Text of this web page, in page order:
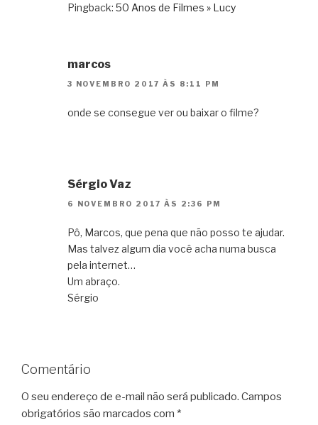
Pingback: 50 Anos de Filmes » Lucy
marcos
3 NOVEMBRO 2017 ÀS 8:11 PM
onde se consegue ver ou baixar o filme?
Sérgio Vaz
6 NOVEMBRO 2017 ÀS 2:36 PM
Pô, Marcos, que pena que não posso te ajudar.
Mas talvez algum dia você acha numa busca
pela internet…
Um abraço.
Sérgio
Comentário
O seu endereço de e-mail não será publicado. Campos
obrigatórios são marcados com *